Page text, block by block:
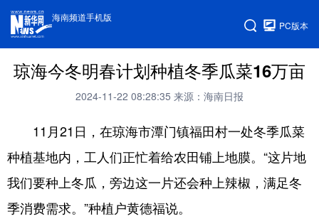
海南频道手机版
PC版本
琼海今冬明春计划种植冬季瓜菜16万亩
2024-11-22 08:28:35 来源：海南日报
11月21日，在琼海市潭门镇福田村一处冬季瓜菜
种植基地内，工人们正忙着给农田铺上地膜。“这片地
我们要种上冬瓜，旁边这一片还会种上辣椒，满足冬
季消费需求。”种植户黄德福说。